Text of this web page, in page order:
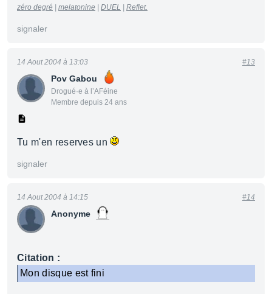
zéro degré melatonine DUEL Reflet.
signaler
Pov Gabou
Drogué·e à l’AFéine
Membre depuis 24 ans
14 Aout 2004 à 13:03 #13
Tu m'en reserves un
signaler
Anonyme
14 Aout 2004 à 14:15 #14
Citation :
Mon disque est fini